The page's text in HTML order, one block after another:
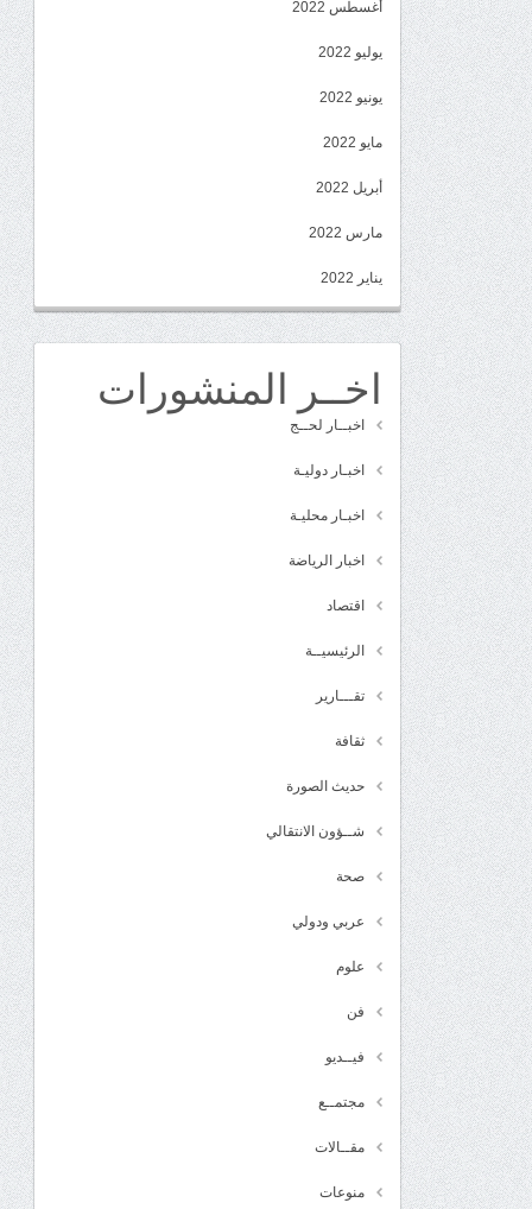
أغسطس 2022
يوليو 2022
يونيو 2022
مايو 2022
أبريل 2022
مارس 2022
يناير 2022
اخــر المنشورات
اخبــار لحــج
اخبـار دوليـة
اخبـار محليـة
اخبار الرياضة
اقتصاد
الرئيسيــة
تقـــارير
ثقافة
حديث الصورة
شــؤون الانتقالي
صحة
عربي ودولي
علوم
فن
فيــديو
مجتمــع
مقــالات
منوعات